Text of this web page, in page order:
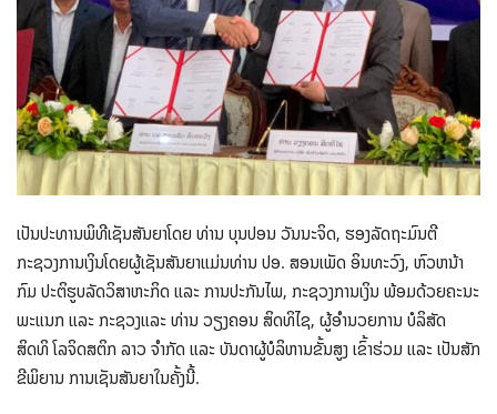
ເປັນປະທານພິທີເຊັນສັນຍາໂດຍ ທ່ານ ບຸນປອນ ວັນນະຈິດ, ຮອງລັດຖະມົນຕີ
ກະຊວງການເງິນໂດຍຜູ້ເຊັນສັນຍາແມ່ນທ່ານ ປອ. ສອນເພັດ ອິນທະວົງ, ຫົວຫນ້າ
ກົມ ປະຕິຮູບລັດວິສາຫະກິດ ແລະ ການປະກັນໄພ, ກະຊວງການເງິນ ພ້ອມດ້ວຍຄະນະ
ພະແນກ ແລະ ກະຊວງແລະ ທ່ານ ວຽງຄອນ ສິດທິໄຊ, ຜູ້ອຳນວຍການ ບໍລິສັດ
ສິດທິ ໂລຈິດສຕິກ ລາວ ຈຳກັດ ແລະ ບັນດາຜູ້ບໍລິຫານຂັ້ນສູງ ເຂົ້າຮ່ວມ ແລະ ເປັນສັກ
ຂີພິຍານ ການເຊັນສັນຍາໃນຄັ້ງນີ້.